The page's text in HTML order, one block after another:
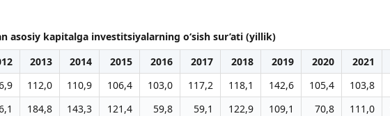
kapitalga investitsiyalarning o‘sish sur’ati (yillik)
2013 2014 2015 2016 2017 2018 2019 2020 2021
112,0 110,9 106,4 103,0 117,2 118,1 142,6 105,4 103,8
184,8 143,3 121,4 59,8 59,1 122,9 109,1 70,8 111,0